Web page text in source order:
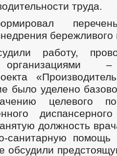
труда.
перечень
бережливого
работу,
организациями
было уделено
целевого
должность
санитарную помощь
обсудили